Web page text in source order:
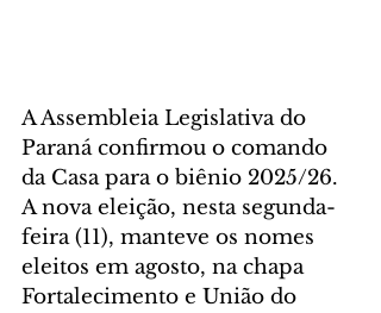
A Assembleia Legislativa do
Paraná confirmou o comando
da Casa para o biênio 2025/26.
A nova eleição, nesta segunda-
feira (11), manteve os nomes
eleitos em agosto, na chapa
Fortalecimento e União do